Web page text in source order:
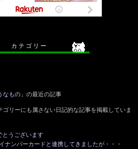
カ テ ゴ リ ー
なもの 」の最近の記事
ゴリーにも属さない日記的な記事を掲載していま
とうございます
ナンバーカードと連携してきましたが・・・